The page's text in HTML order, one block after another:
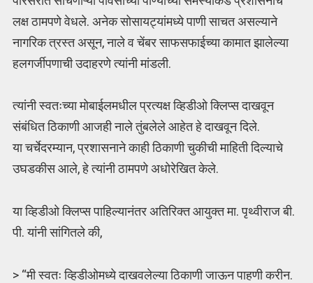
लक्ष ठामपणे वेधले. अनेक सोसायट्यांमध्ये पाणी साचत असल्याने
नागरिक त्रस्त असून, नाले व चेंबर साफसफाईच्या कामात झालेल्या
हलगर्जीपणाची उदाहरणे त्यांनी मांडली.
त्यांनी स्वतःच्या मोबाईलमधील प्रत्यक्ष व्हिडीओ क्लिप्स दाखवून
संबंधित ठिकाणी आजही नाले तुंबलेले आहेत हे दाखवून दिले.
या चर्चेदरम्यान, प्रशासनाने काही ठिकाणी चुकीची माहिती दिल्याचे
उघडकीस आले, हे त्यांनी ठामपणे अधोरेखित केले.
या व्हिडीओ क्लिप्स पाहिल्यानंतर अतिरिक्त आयुक्त मा. पृथ्वीराज बी.
पी. यांनी सांगितले की,
> “मी स्वतः व्हिडीओमध्ये दाखवलेल्या ठिकाणी जाऊन पाहणी करीन.